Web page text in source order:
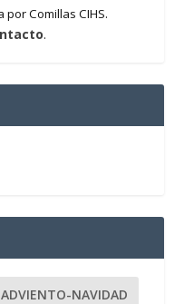
Comillas CIHS.
.
ADVIENTO-NAVIDAD